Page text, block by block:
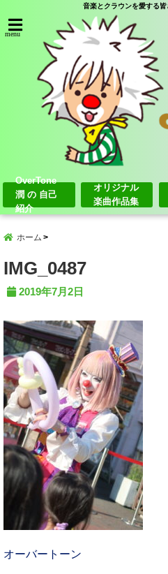
音楽とクラウンを愛する
menu
OverTone
潤 の 自己
紹介
オリジナル
楽曲作品集
ホーム
IMG_0487
2019年7月2日
オーバートーン